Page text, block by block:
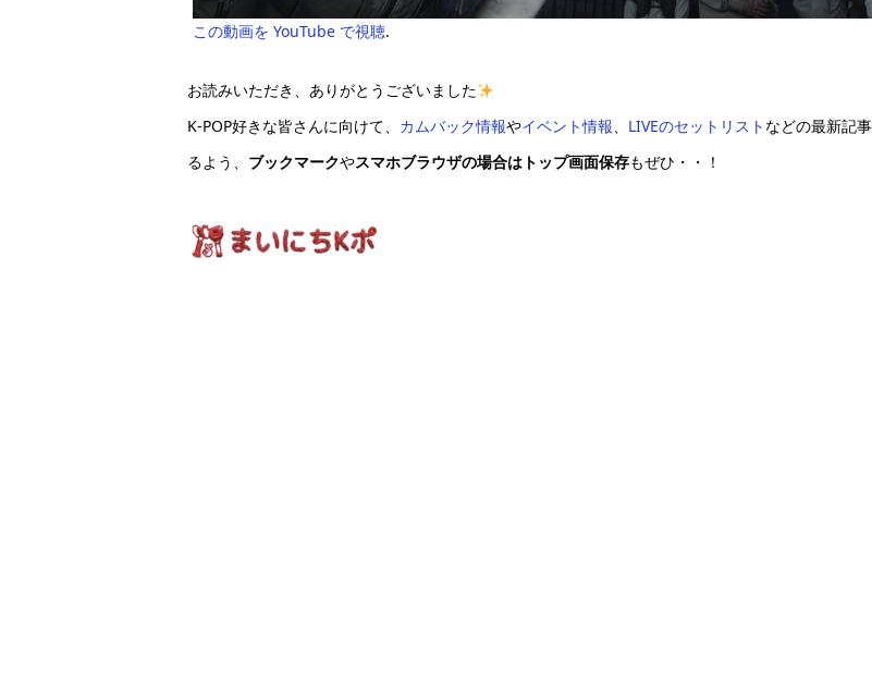
この動画を YouTube で視聴.
お読みいただき、ありがとうございました
K-POP好きな皆さんに向けて、 カムバック情報やイベント情報、 LIVEのセットリスト などの最新記
るよう、 ブックマークやスマホブラウザの場合はトップ画面保存もぜひ・・！